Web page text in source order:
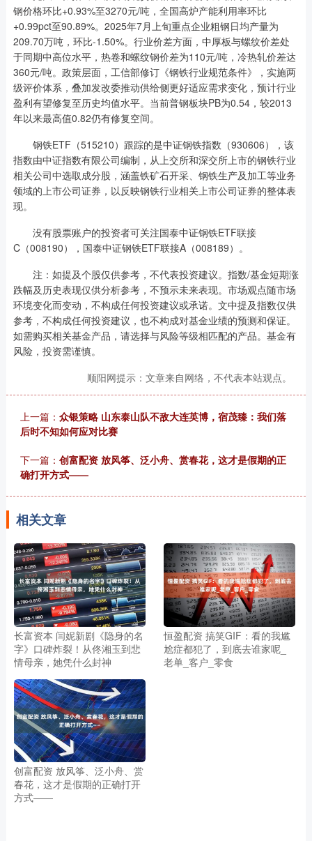
钢价格环比+0.93%至3270元/吨，全国高炉产能利用率环比
+0.99pct至90.89%。2025年7月上旬重点企业粗钢日均产量为
209.70万吨，环比-1.50%。行业价差方面，中厚板与螺纹价差处
于同期中高位水平，热卷和螺纹钢价差为110元/吨，冷热轧价差达
360元/吨。政策层面，工信部修订《钢铁行业规范条件》，实施两
级评价体系，叠加发改委推动供给侧更好适应需求变化，预计行业
盈利有望修复至历史均值水平。当前普钢板块PB为0.54，较2013
年以来最高值0.82仍有修复空间。
钢铁ETF（515210）跟踪的是中证钢铁指数（930606），该
指数由中证指数有限公司编制，从上交所和深交所上市的钢铁行业
相关公司中选取成分股，涵盖铁矿石开采、钢铁生产及加工等业务
领域的上市公司证券，以反映钢铁行业相关上市公司证券的整体表
现。
没有股票账户的投资者可关注国泰中证钢铁ETF联接
C（008190），国泰中证钢铁ETF联接A（008189）。
注：如提及个股仅供参考，不代表投资建议。指数/基金短期涨
跌幅及历史表现仅供分析参考，不预示未来表现。市场观点随市场
环境变化而变动，不构成任何投资建议或承诺。文中提及指数仅供
参考，不构成任何投资建议，也不构成对基金业绩的预测和保证。
如需购买相关基金产品，请选择与风险等级相匹配的产品。基金有
风险，投资需谨慎。
顺阳网提示：文章来自网络，不代表本站观点。
上一篇： 众银策略 山东泰山队不敌大连英博，宿茂臻：我们落
后时不知如何应对比赛
下一篇： 创富配资 放风筝、泛小舟、赏春花，这才是假期的正
确打开方式——
相关文章
长富资本 闫妮新剧《隐身的名
字》口碑炸裂！从佟湘玉到悲
情母亲，她凭什么封神
恒盈配资 搞笑GIF：看的我尴
尬症都犯了，到底去谁家呢_
老单_客户_零食
创富配资 放风筝、泛小舟、赏
春花，这才是假期的正确打开
方式——